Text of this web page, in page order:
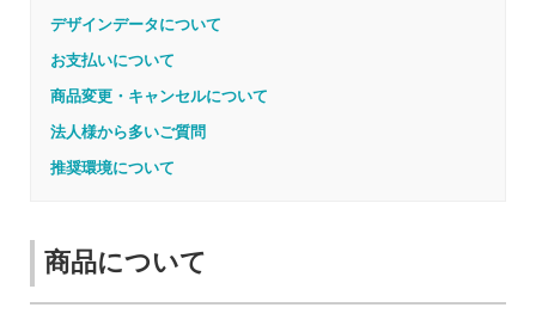
デザインデータについて
お支払いについて
商品変更・キャンセルについて
法人様から多いご質問
推奨環境について
商品について